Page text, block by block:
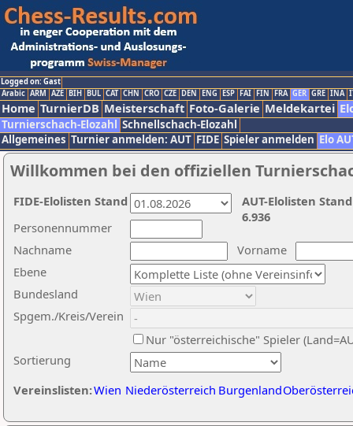
Logged on: Gast
Arabic ARM AZE BIH BUL CAT CHN CRO CZE DEN ENG ESP FAI FIN FRA GER GRE INA
Home TurnierDB Meisterschaft Foto-Galerie Meldekartei
Turnierschach-Elozahl Schnellschach-Elozahl
Allgemeines Turnier anmelden: AUT FIDE Spieler anmelden Elo
Willkommen bei den offiziellen
Nachname
Vorname
Ebene
Sortierung
Personennummer
Bundesland
Spgem./Kreis/Verein
Nur "österreichische" Spieler
Vereinslisten:Wien Niederösterreich Burgenland
AUT-Elolisten
6.936
FIDE-Elolisten Stand